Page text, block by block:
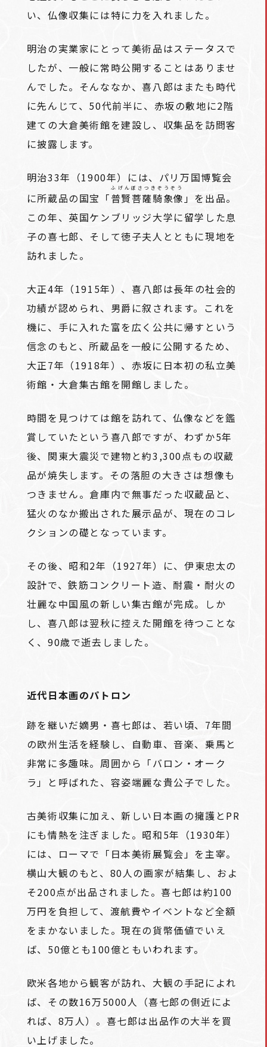
い、仏像収集には特に力を入れました。
明治の実業家にとって美術品はステータスで
したが、一般に常時公開することはありませ
んでした。そんななか、喜八郎はまたも時代
に先んじて、50代前半に、赤坂の敷地に2階
建ての大倉美術館を建設し、収集品を訪問客
に披露します。
明治33年（1900年）には、パリ万国博覧会
に所蔵品の国宝「普賢菩薩騎象像
ふげんぼさつきぞうぞう
」を出品。
この年、英国ケンブリッジ大学に留学した息
子の喜七郎、そして徳子夫人とともに現地を
訪れました。
大正4年（1915年）、喜八郎は長年の社会的
功績が認められ、男爵に叙されます。これを
機に、手に入れた富を広く公共に帰すという
信念のもと、所蔵品を一般に公開するため、
大正7年（1918年）、赤坂に日本初の私立美
術館・大倉集古館を開館しました。
時間を見つけては館を訪れて、仏像などを鑑
賞していたという喜八郎ですが、わずか5年
後、関東大震災で建物と約3,300点もの収蔵
品が焼失します。その落胆の大きさは想像も
つきません。倉庫内で無事だった収蔵品と、
猛火のなか搬出された展示品が、現在のコレ
クションの礎となっています。
その後、昭和2年（1927年）に、伊東忠太の
設計で、鉄筋コンクリート造、耐震・耐火の
壮麗な中国風の新しい集古館が完成。しか
し、喜八郎は翌秋に控えた開館を待つことな
く、90歳で逝去しました。
近代日本画のパトロン
跡を継いだ嫡男・喜七郎は、若い頃、7年間
の欧州生活を経験し、自動車、音楽、乗馬と
非常に多趣味。周囲から「バロン・オーク
ラ」と呼ばれた、容姿端麗な貴公子でした。
古美術収集に加え、新しい日本画の擁護とPR
にも情熱を注ぎました。昭和5年（1930年）
には、ローマで「日本美術展覧会」を主宰。
横山大観のもと、80人の画家が結集し、およ
そ200点が出品されました。喜七郎は約100
万円を負担して、渡航費やイベントなど全額
をまかないました。現在の貨幣価値でいえ
ば、50億とも100億ともいわれます。
欧米各地から観客が訪れ、大観の手記によれ
ば、その数16万5000人（喜七郎の側近によ
れば、8万人）。喜七郎は出品作の大半を買
い上げました。